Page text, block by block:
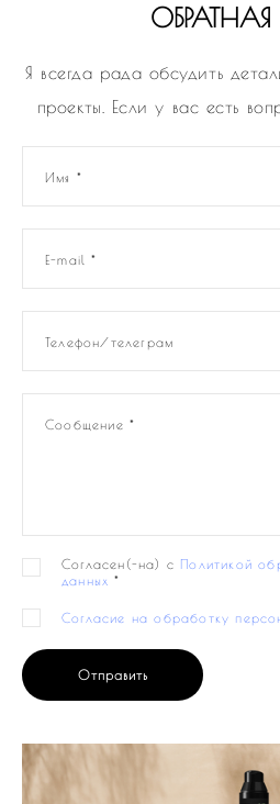
ОБРАТНАЯ
Я всегда рада обсудить
проекты. Если у вас есть
Имя *
E-mail *
Телефон/телеграм
Сообщение *
Согласен(-на) с Политикой
данных *
Согласие на обработку
Отправить